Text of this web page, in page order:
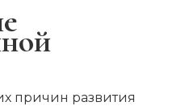
причин развития